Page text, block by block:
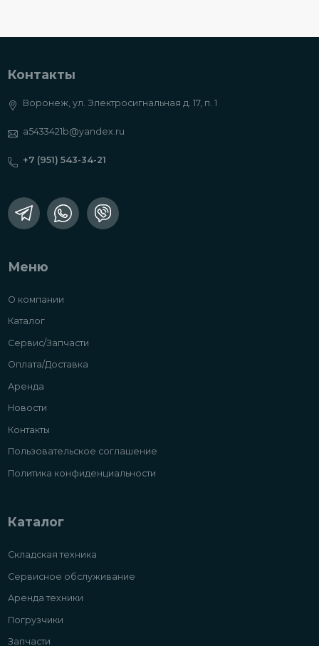
Контакты
Воронеж, ул. Электросигнальная д. 17, п. 1
a5433421b@yandex.ru
+7 (951) 543-34-21
Меню
О компании
Каталог
Сервис/Запчасти
Оплата/Доставка
Аренда
Новости
Контакты
Пользовательское соглашение
Политика конфиденциальности
Каталог
Складская техника
Сервисное обслуживание
Аренда техники
Погрузчики
Запчасти